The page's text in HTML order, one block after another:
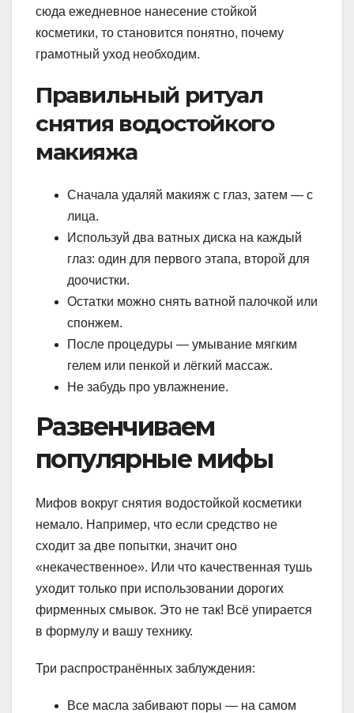
сюда ежедневное нанесение стойкой
косметики, то становится понятно, почему
грамотный уход необходим.
Правильный ритуал
снятия водостойкого
макияжа
Сначала удаляй макияж с глаз, затем — с
лица.
Используй два ватных диска на каждый
глаз: один для первого этапа, второй для
доочистки.
Остатки можно снять ватной палочкой или
спонжем.
После процедуры — умывание мягким
гелем или пенкой и лёгкий массаж.
Не забудь про увлажнение.
Развенчиваем
популярные мифы
Мифов вокруг снятия водостойкой косметики
немало. Например, что если средство не
сходит за две попытки, значит оно
«некачественное». Или что качественная тушь
уходит только при использовании дорогих
фирменных смывок. Это не так! Всё упирается
в формулу и вашу технику.
Три распространённых заблуждения:
Все масла забивают поры — на самом